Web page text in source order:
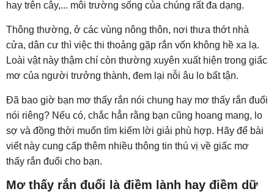
hay trên cây,... môi trường sống của chúng rất đa dạng.
Thông thường, ở các vùng nông thôn, nơi thưa thớt nhà
cửa, dân cư thì việc thi thoảng gặp rắn vốn không hề xa lạ.
Loài vật này thậm chí còn thường xuyên xuất hiện trong giấc
mơ của người trưởng thành, đem lại nỗi âu lo bất tận.
Đã bao giờ bạn mơ thấy rắn nói chung hay mơ thấy rắn đuổi
nói riêng? Nếu có, chắc hẳn rằng bạn cũng hoang mang, lo
sợ và đồng thời muốn tìm kiếm lời giải phù hợp. Hãy để bài
viết này cung cấp thêm nhiều thông tin thú vị về giấc mơ
thấy rắn đuổi cho bạn.
Mơ thấy rắn đuổi là điềm lành hay điềm dữ